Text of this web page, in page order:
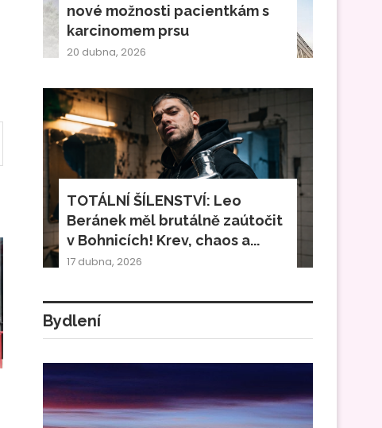
nové možnosti pacientkám s
karcinomem prsu
20 dubna, 2026
TOTÁLNÍ ŠÍLENSTVÍ: Leo
Beránek měl brutálně zaútočit
v Bohnicích! Krev, chaos a...
17 dubna, 2026
Bydlení